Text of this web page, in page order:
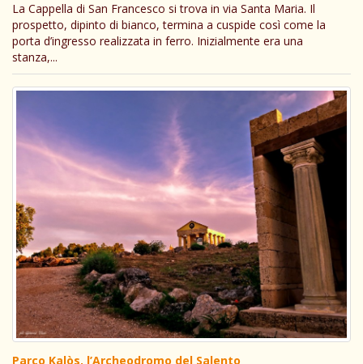
La Cappella di San Francesco si trova in via Santa Maria. Il
prospetto, dipinto di bianco, termina a cuspide così come la
porta d’ingresso realizzata in ferro. Inizialmente era una
stanza,...
Parco Kalòs, l’Archeodromo del Salento